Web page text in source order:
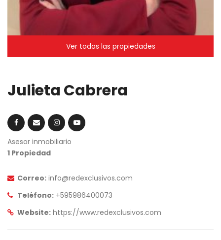
Ver todas las propiedades
Julieta Cabrera
Asesor inmobiliario
1 Propiedad
Correo: info@redexclusivos.com
Teléfono: +595986400073
Website: https://www.redexclusivos.com